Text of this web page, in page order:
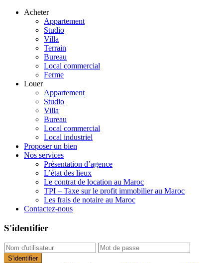
Acheter
Appartement
Studio
Villa
Terrain
Bureau
Local commercial
Ferme
Louer
Appartement
Studio
Villa
Bureau
Local commercial
Local industriel
Proposer un bien
Nos services
Présentation d’agence
L’état des lieux
Le contrat de location au Maroc
TPI – Taxe sur le profit immobilier au Maroc
Les frais de notaire au Maroc
Contactez-nous
S'identifier
S'identifier